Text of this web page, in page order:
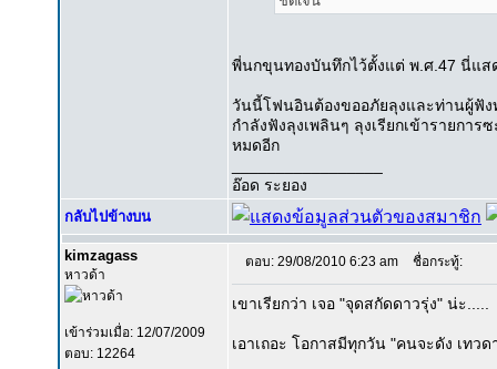
พี่นกขุนทองบันทึกไว้ตั้งแต่ พ.ศ.47 นี่แ
วันนี้โฟนอินต้องขออภัยลุงและท่านผู้ฟัง
กำลังฟังลุงเพลินๆ ลุงเรียกเข้ารายการ
หมดอีก
อ๊อด ระยอง
กลับไปข้างบน
kimzagass
หาวด้า
เข้าร่วมเมื่อ: 12/07/2009
ตอบ: 12264
ตอบ: 29/08/2010 6:23 am ชื่อกระทู้:
เขาเรียกว่า เจอ "จุดสกัดดาวรุ่ง" น่ะ.....
เอาเถอะ โอกาสมีทุกวัน "คนจะดัง เทว